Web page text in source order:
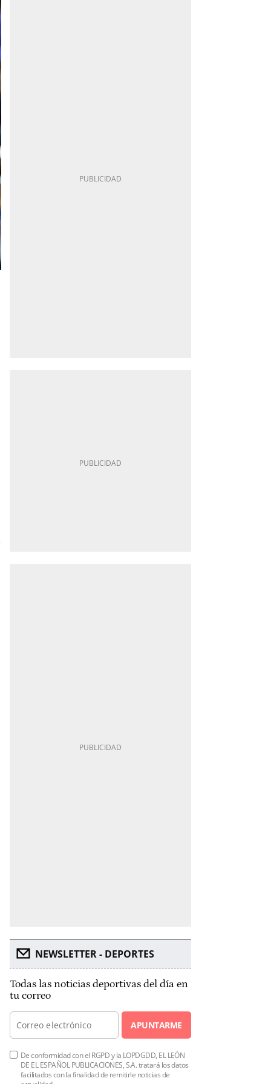
NEWSLETTER - DEPORTES
Todas las noticias deportivas del día en
tu correo
APUNTARME
De conformidad con el RGPD y la LOPDGDD, EL LEÓN
DE EL ESPAÑOL PUBLICACIONES, S.A. tratará los datos
facilitados con la finalidad de remitirle noticias de